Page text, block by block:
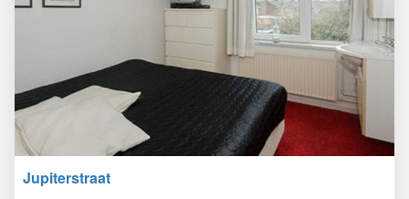
Jupiterstraat